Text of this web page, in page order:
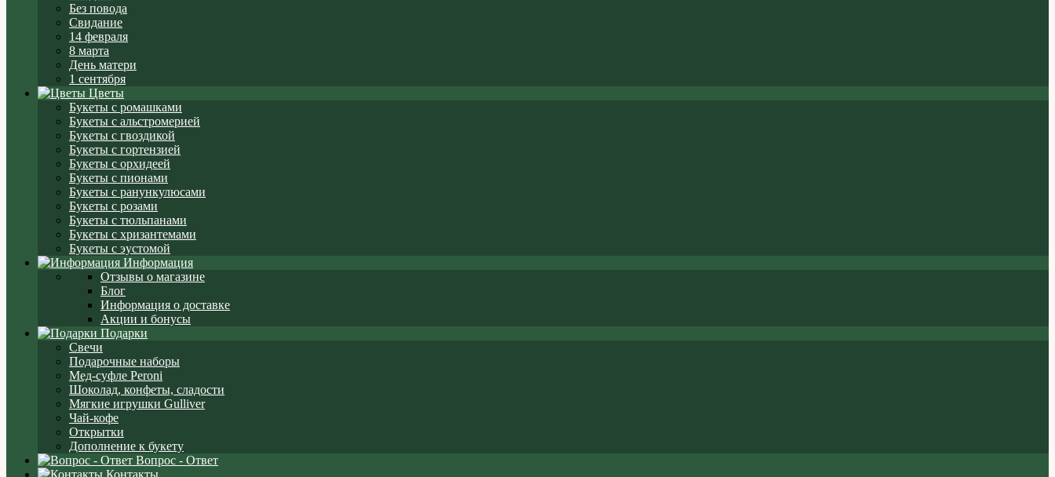
Без повода
Свидание
14 февраля
8 марта
День матери
1 сентября
Цветы
Букеты с ромашками
Букеты с альстромерией
Букеты с гвоздикой
Букеты с гортензией
Букеты с орхидеей
Букеты с пионами
Букеты с ранункулюсами
Букеты с розами
Букеты с тюльпанами
Букеты с хризантемами
Букеты с эустомой
Информация
Отзывы о магазине
Блог
Информация о доставке
Акции и бонусы
Подарки
Свечи
Подарочные наборы
Мед-суфле Peroni
Шоколад, конфеты, сладости
Мягкие игрушки Gulliver
Чай-кофе
Открытки
Дополнение к букету
Вопрос - Ответ
Контакты